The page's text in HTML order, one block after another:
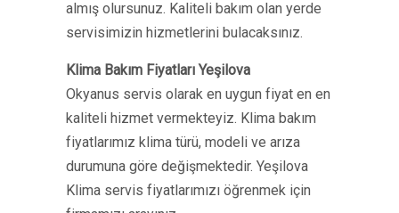
almış olursunuz. Kaliteli bakım olan yerde
servisimizin hizmetlerini bulacaksınız.
Klima Bakım Fiyatları Yeşilova
Okyanus servis olarak en uygun fiyat en en
kaliteli hizmet vermekteyiz. Klima bakım
fiyatlarımız klima türü, modeli ve arıza
durumuna göre değişmektedir. Yeşilova
Klima servis fiyatlarımızı öğrenmek için